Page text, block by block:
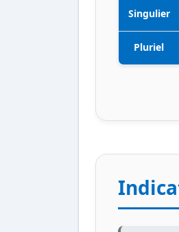
Singulier
Pluriel